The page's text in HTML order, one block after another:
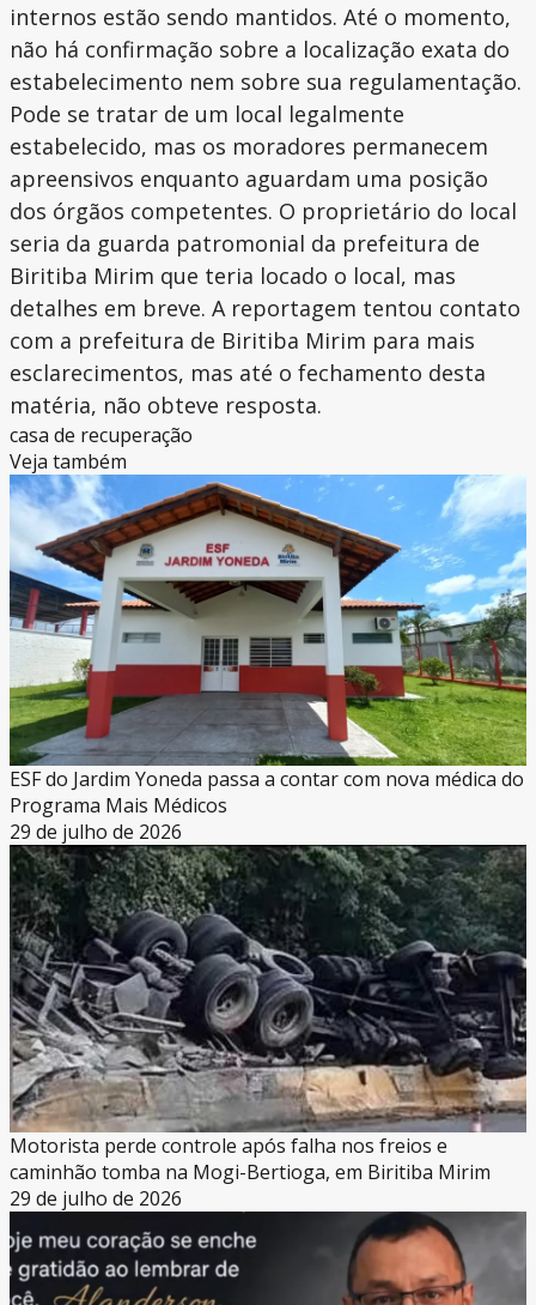
internos estão sendo mantidos. Até o momento,
não há confirmação sobre a localização exata do
estabelecimento nem sobre sua regulamentação.
Pode se tratar de um local legalmente
estabelecido, mas os moradores permanecem
apreensivos enquanto aguardam uma posição
dos órgãos competentes. O proprietário do local
seria da guarda patromonial da prefeitura de
Biritiba Mirim que teria locado o local, mas
detalhes em breve. A reportagem tentou contato
com a prefeitura de Biritiba Mirim para mais
esclarecimentos, mas até o fechamento desta
matéria, não obteve resposta.
casa de recuperação
Veja também
ESF do Jardim Yoneda passa a contar com nova médica do
Programa Mais Médicos
29 de julho de 2026
Motorista perde controle após falha nos freios e
caminhão tomba na Mogi-Bertioga, em Biritiba Mirim
29 de julho de 2026